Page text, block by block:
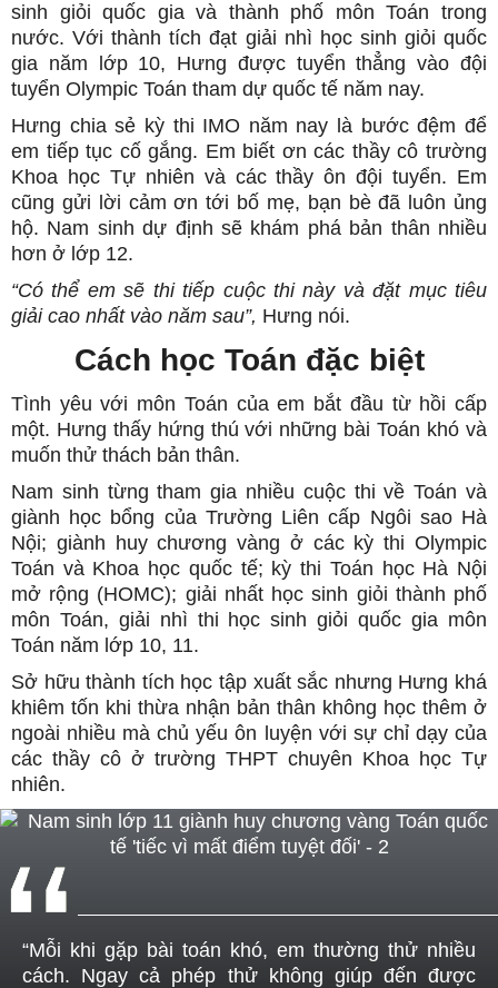
sinh giỏi quốc gia và thành phố môn Toán trong
nước. Với thành tích đạt giải nhì học sinh giỏi quốc
gia năm lớp 10, Hưng được tuyển thẳng vào đội
tuyển Olympic Toán tham dự quốc tế năm nay.
Hưng chia sẻ kỳ thi IMO năm nay là bước đệm để
em tiếp tục cố gắng. Em biết ơn các thầy cô trường
Khoa học Tự nhiên và các thầy ôn đội tuyển. Em
cũng gửi lời cảm ơn tới bố mẹ, bạn bè đã luôn ủng
hộ. Nam sinh dự định sẽ khám phá bản thân nhiều
hơn ở lớp 12.
“Có thể em sẽ thi tiếp cuộc thi này và đặt mục tiêu
giải cao nhất vào năm sau”, Hưng nói.
Cách học Toán đặc biệt
Tình yêu với môn Toán của em bắt đầu từ hồi cấp
một. Hưng thấy hứng thú với những bài Toán khó và
muốn thử thách bản thân.
Nam sinh từng tham gia nhiều cuộc thi về Toán và
giành học bổng của Trường Liên cấp Ngôi sao Hà
Nội; giành huy chương vàng ở các kỳ thi Olympic
Toán và Khoa học quốc tế; kỳ thi Toán học Hà Nội
mở rộng (HOMC); giải nhất học sinh giỏi thành phố
môn Toán, giải nhì thi học sinh giỏi quốc gia môn
Toán năm lớp 10, 11.
Sở hữu thành tích học tập xuất sắc nhưng Hưng khá
khiêm tốn khi thừa nhận bản thân không học thêm ở
ngoài nhiều mà chủ yếu ôn luyện với sự chỉ dạy của
các thầy cô ở trường THPT chuyên Khoa học Tự
nhiên.
“Mỗi khi gặp bài toán khó, em thường thử nhiều
cách. Ngay cả phép thử không giúp đến được